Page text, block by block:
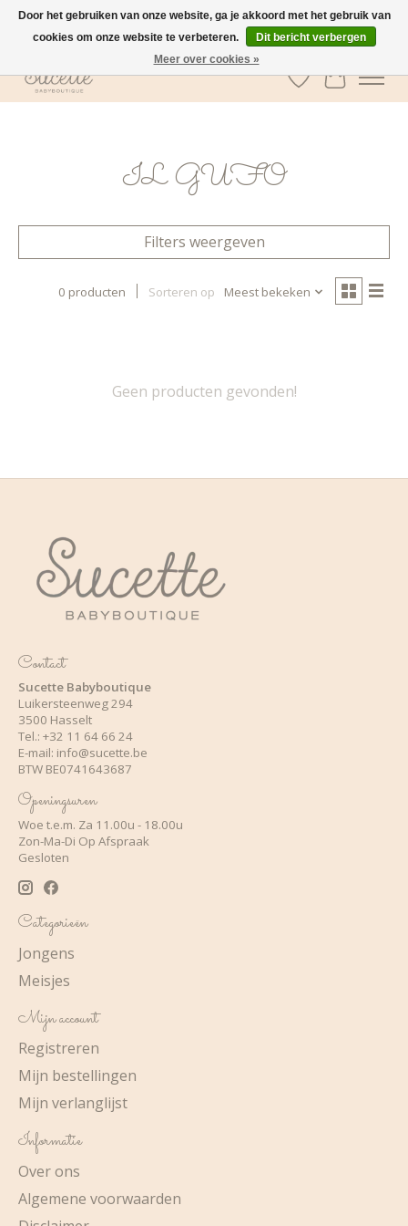
GRATIS verzending vanaf €100 in België
Verlanglijst
IL GUFO
Filters weergeven
0 producten Sorteren op Meest bekeken
Geen producten gevonden!
Contact
Sucette Babyboutique
Luikersteenweg 294
3500 Hasselt
Tel.: +32 11 64 66 24
E-mail: info@sucette.be
BTW BE0741643687
Openingsuren
Woe t.e.m. Za 11.00u - 18.00u
Zon-Ma-Di Op Afspraak
Gesloten
Categorieën
Jongens
Meisjes
Mijn account
Registreren
Mijn bestellingen
Mijn verlanglijst
Informatie
Over ons
Algemene voorwaarden
Door het gebruiken van onze website, ga je akkoord met het gebruik van
cookies om onze website te verbeteren.
Dit bericht verbergen
Meer over cookies »